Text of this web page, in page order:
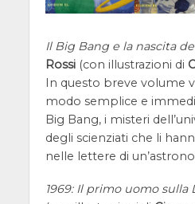
Il Big Bang e la nascita
Rossi(con illustrazioni di
In questo breve volume
modo semplice e
Big Bang, i misteri
degli scienziati che li
nelle lettere di
1969: Il primo uomo sulla